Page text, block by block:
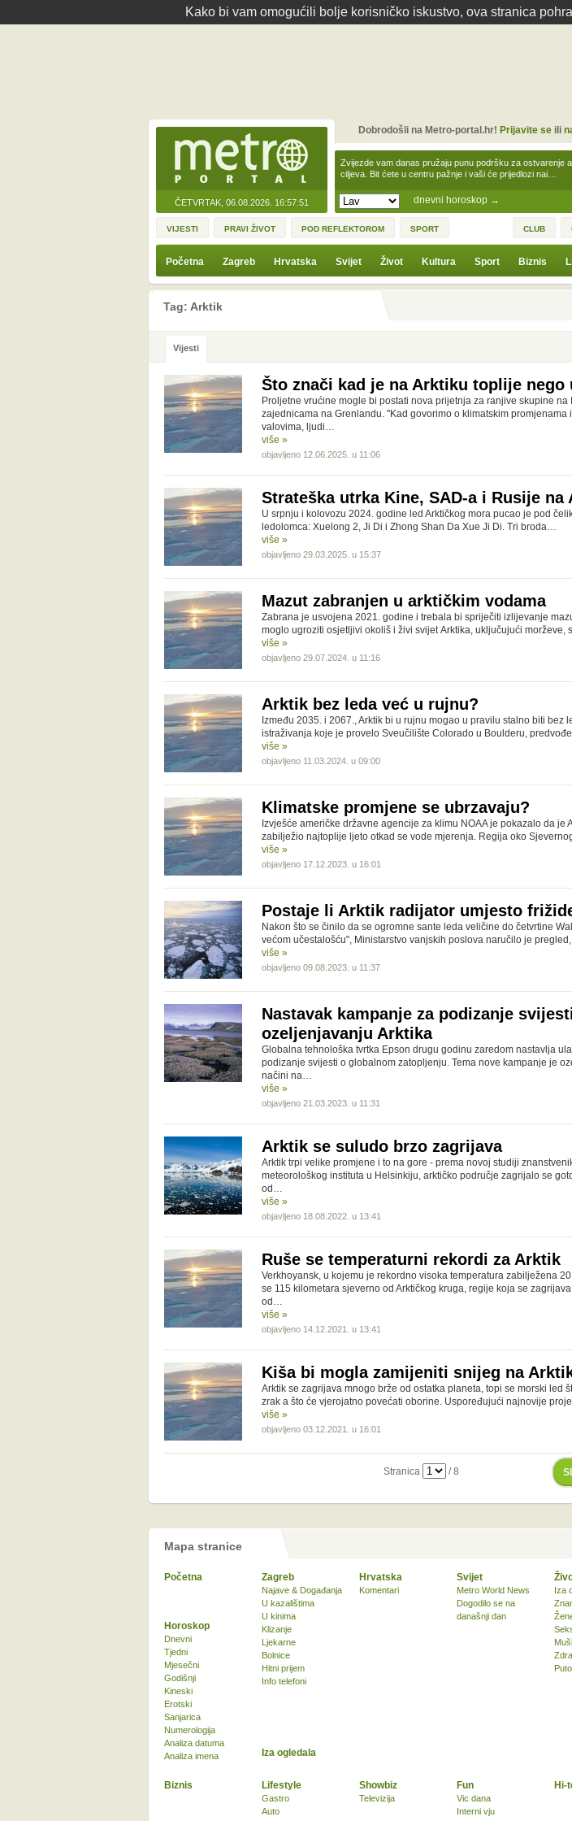
Kako bi vam omogućili bolje korisničko iskustvo, ova stranica
ČETVRTAK, 06.08.2026. 16:57:51 dnevni horoskop →
Zvijezde vam danas pružaju punu podršku za ostvarenje
ciljeva. Bit ćete u centru pažnje i vaši će prijedlozi nai…
Dobrodošli na Metro-portal.hr! Prijavite seili
VIJESTI PRAVI ŽIVOT POD REFLEKTOROM SPORT CLUB
Početna Zagreb Hrvatska Svijet Život Kultura Sport Biznis
Tag: Arktik
Vijesti
Što znači kad je na Arktiku toplije nego
Proljetne vrućine mogle bi postati nova prijetnja za ranjive skupine na
zajednicama na Grenlandu. "Kad govorimo o klimatskim promjenama
valovima, ljudi…
više »
objavljeno 12.06.2025. u 11:06
Strateška utrka Kine, SAD-a i Rusije na
U srpnju i kolovozu 2024. godine led Arktičkog mora pucao je pod
ledolomca: Xuelong 2, Ji Di i Zhong Shan Da Xue Ji Di. Tri broda…
više »
objavljeno 29.03.2025. u 15:37
Mazut zabranjen u arktičkim vodama
Zabrana je usvojena 2021. godine i trebala bi spriječiti izlijevanje
moglo ugroziti osjetljivi okoliš i živi svijet Arktika, uključujući morževe,
više »
objavljeno 29.07.2024. u 11:16
Arktik bez leda već u rujnu?
Između 2035. i 2067., Arktik bi u rujnu mogao u pravilu stalno biti bez
istraživanja koje je provelo Sveučilište Colorado u Boulderu,
više »
objavljeno 11.03.2024. u 09:00
Klimatske promjene se ubrzavaju?
Izvješće američke državne agencije za klimu NOAA je pokazalo da je
zabilježio najtoplije ljeto otkad se vode mjerenja. Regija oko
više »
objavljeno 17.12.2023. u 16:01
Postaje li Arktik radijator umjesto
Nakon što se činilo da se ogromne sante leda veličine do četvrtine
većom učestalošću", Ministarstvo vanjskih poslova naručilo je
više »
objavljeno 09.08.2023. u 11:37
Nastavak kampanje za podizanje
ozeljenjavanju Arktika
Globalna tehnološka tvrtka Epson drugu godinu zaredom nastavlja
podizanje svijesti o globalnom zatopljenju. Tema nove kampanje je
načini na…
više »
objavljeno 21.03.2023. u 11:31
Arktik se suludo brzo zagrijava
Arktik trpi velike promjene i to na gore - prema novoj studiji
meteorološkog instituta u Helsinkiju, arktičko područje zagrijalo se
od…
više »
objavljeno 18.08.2022. u 13:41
Ruše se temperaturni rekordi za Arktik
Verkhoyansk, u kojemu je rekordno visoka temperatura zabilježena
se 115 kilometara sjeverno od Arktičkog kruga, regije koja se
od…
više »
objavljeno 14.12.2021. u 13:41
Kiša bi mogla zamijeniti snijeg na
Arktik se zagrijava mnogo brže od ostatka planeta, topi se morski led
zrak a što će vjerojatno povećati oborine. Uspoređujući najnovije
više »
objavljeno 03.12.2021. u 16:01
Stranica / 8
Mapa stranice
Početna Zagreb
Najave & Događanja
U kazalištima
U kinima
Klizanje
Ljekarne
Bolnice
Hitni prijem
Info telefoni
Hrvatska
Komentari
Svijet
Metro World News
Dogodilo se na
današnji dan
Iza
Biznis Lifestyle
Gastro
Auto
Showbiz
Televizija
Fun
Vic dana
Interni vju
Horoskop
Dnevni
Tjedni
Mjesečni
Godišnji
Kineski
Erotski
Sanjarica
Numerologija
Analiza datuma
Analiza imena
Iza ogledala
Hi-